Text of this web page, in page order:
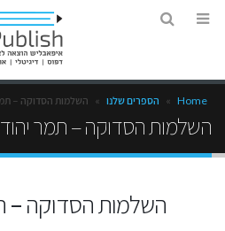
Home
» הספרים שלנו » השלמות הסדוקה –
השלמות הסדוקה – תמר
השלמות הסדוקה –